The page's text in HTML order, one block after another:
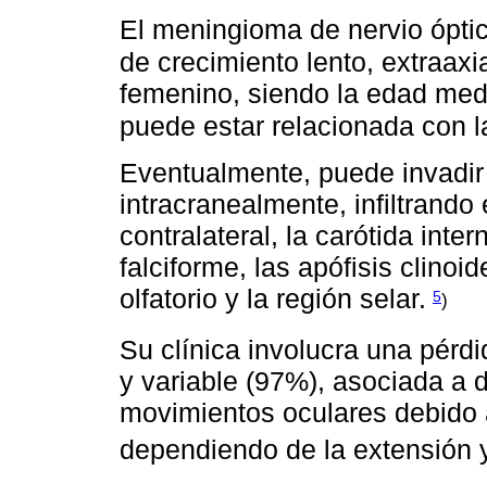
El meningioma de nervio
de crecimiento lento,
femenino, siendo la edad
puede estar relacionada con
Eventualmente, puede
intracranealmente,
contralateral, la carótida
falciforme, las apófisis
olfatorio y la región selar. 5)
Su clínica involucra una
y variable (97%), asociada a
movimientos oculares
dependiendo de la extensión